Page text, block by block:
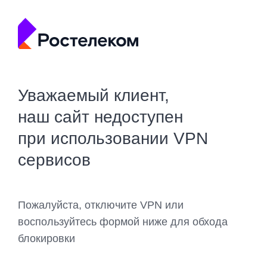
Уважаемый клиент,
наш сайт недоступен
при использовании VPN
сервисов
Пожалуйста, отключите VPN или
воспользуйтесь формой ниже для обхода
блокировки